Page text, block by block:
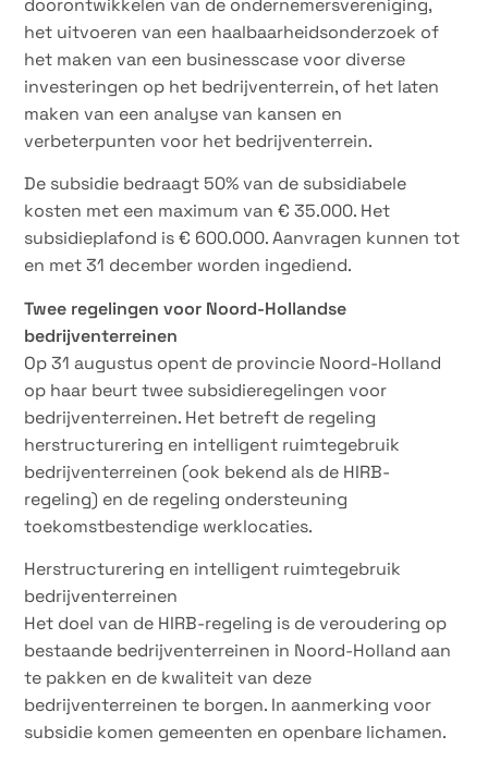
doorontwikkelen van de ondernemersvereniging,
het uitvoeren van een haalbaarheidsonderzoek of
het maken van een businesscase voor diverse
investeringen op het bedrijventerrein, of het laten
maken van een analyse van kansen en
verbeterpunten voor het bedrijventerrein.
De subsidie bedraagt 50% van de subsidiabele
kosten met een maximum van € 35.000. Het
subsidieplafond is € 600.000. Aanvragen kunnen tot
en met 31 december worden ingediend.
Twee regelingen voor Noord-Hollandse
bedrijventerreinen
Op 31 augustus opent de provincie Noord-Holland
op haar beurt twee subsidieregelingen voor
bedrijventerreinen. Het betreft de regeling
herstructurering en intelligent ruimtegebruik
bedrijventerreinen (ook bekend als de HIRB-
regeling) en de regeling ondersteuning
toekomstbestendige werklocaties.
Herstructurering en intelligent ruimtegebruik
bedrijventerreinen
Het doel van de HIRB-regeling is de veroudering op
bestaande bedrijventerreinen in Noord-Holland aan
te pakken en de kwaliteit van deze
bedrijventerreinen te borgen. In aanmerking voor
subsidie komen gemeenten en openbare lichamen.